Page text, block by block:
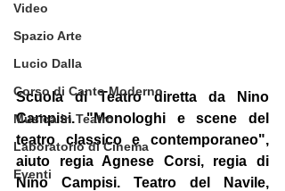
Video
Spazio Arte
Lucio Dalla
Corso di Canto Moderno
Musica in Teatro
Laboratorio di Cinema
Eventi
Scuola di Teatro diretta da Nino
Campisi. "Monologhi e scene del
teatro classico e contemporaneo",
aiuto regia Agnese Corsi, regia di
Nino Campisi. Teatro del Navile,